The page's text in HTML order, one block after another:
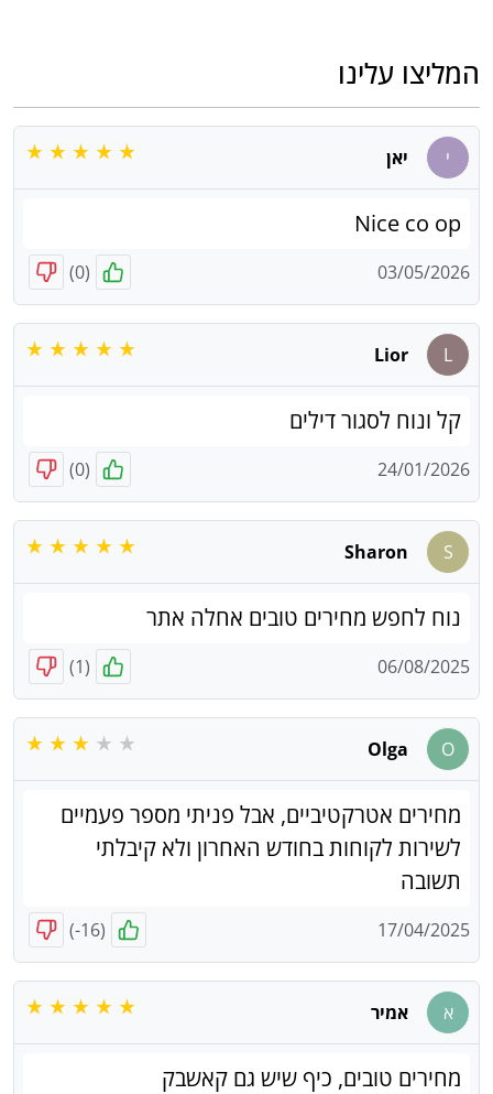
המליצו עלינו
י יאן
Nice co op
03/05/2026
(
0
)
L
Lior
קל ונוח לסגור דילים
24/01/2026
(
0
)
S
Sharon
נוח לחפש מחירים טובים אחלה אתר
06/08/2025
(
1
)
O
Olga
מחירים אטרקטיביים, אבל פניתי מספר פעמיים
לשירות לקוחות בחודש האחרון ולא קיבלתי
תשובה
17/04/2025
(
-16
)
א אמיר
מחירים טובים, כיף שיש גם קאשבק